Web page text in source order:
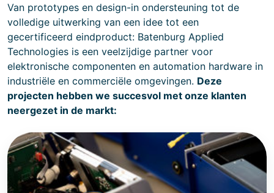
Van prototypes en design-in ondersteuning tot de
volledige uitwerking van een idee tot een
gecertificeerd eindproduct: Batenburg Applied
Technologies is een veelzijdige partner voor
elektronische componenten en automation hardware in
industriële en commerciële omgevingen. Deze
projecten hebben we succesvol met onze klanten
neergezet in de markt: